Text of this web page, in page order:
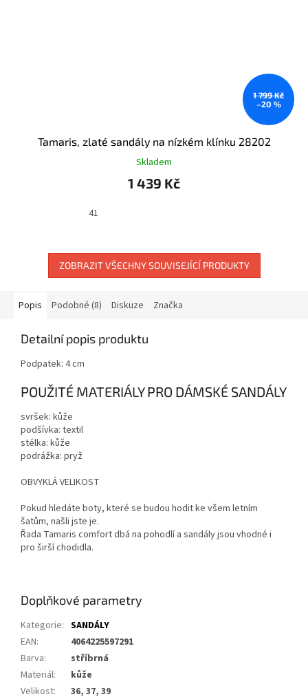
1 799 Kč
–20 %
Tamaris, zlaté sandály na nízkém klínku 28202
Skladem
1 439 Kč
41
ZOBRAZIT VŠECHNY SOUVISEJÍCÍ PRODUKTY
Popis Podobné (8) Diskuze Značka
Detailní popis produktu
Podpatek: 4 cm
POUŽITÉ MATERIÁLY PRO DÁMSKÉ SANDÁLY
svršek: kůže
podšívka: textil
stélka: kůže
podrážka: pryž
OBVYKLÁ VELIKOST
Pokud hledáte boty, které se budou hodit ke všem letním
šatům, našli jste je.
Řada Tamaris comfort dbá na pohodlí a sandály jsou vhodné i
pro širší chodidla.
Doplňkové parametry
Kategorie: SANDÁLY
EAN:
4064225597291
Barva:
stříbrná
Materiál:
kůže
Velikost: 36, 37, 39